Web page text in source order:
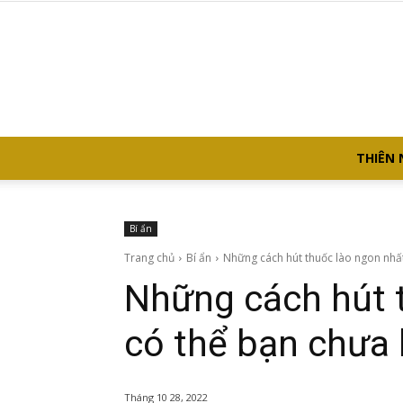
THIÊN
Bí ẩn
Trang chủ Bí ẩn Những cách hút thuốc lào ngon
Những cách hút
có thể bạn chưa
Tháng 10 28, 2022